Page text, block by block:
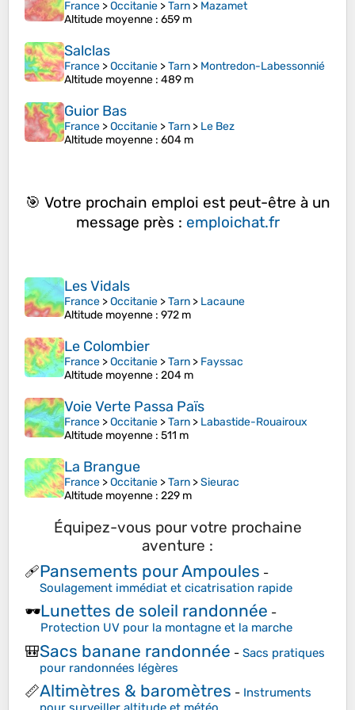
France >Occitanie >Tarn > Mazamet
Altitude moyenne : 659 m
Salclas
France >Occitanie >Tarn > Montredon-Labessonnié
Altitude moyenne : 489 m
Guior Bas
France >Occitanie >Tarn > Le Bez
Altitude moyenne : 604 m
🎯 Votre prochain emploi est peut-être à un
message près : emploichat.fr
Les Vidals
France >Occitanie >Tarn > Lacaune
Altitude moyenne : 972 m
Le Colombier
France >Occitanie >Tarn > Fayssac
Altitude moyenne : 204 m
Voie Verte Passa Païs
France >Occitanie >Tarn > Labastide-Rouairoux
Altitude moyenne : 511 m
La Brangue
France >Occitanie >Tarn >Sieurac
Altitude moyenne : 229 m
Équipez-vous pour votre prochaine
aventure :
🩹Pansements pour Ampoules -
Soulagement immédiat et cicatrisation rapide
🕶️Lunettes de soleil randonnée -
Protection UV pour la montagne et la marche
🎒Sacs banane randonnée - Sacs pratiques
pour randonnées légères
📏Altimètres & baromètres - Instruments